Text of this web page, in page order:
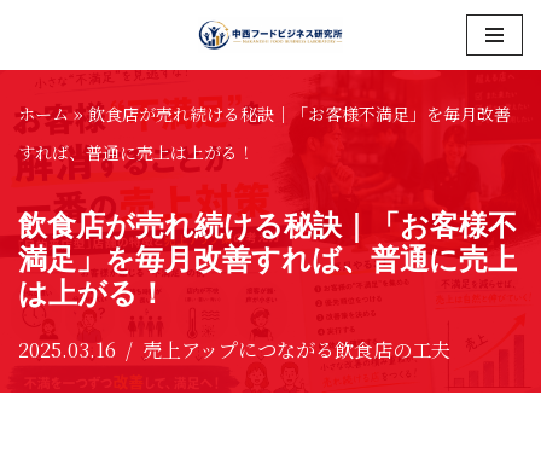
コ
ン
テ
ン
ツ
へ
ス
キ
ホーム»飲食店が売れ続ける秘訣｜「お客様不満足」を毎月改善
すれば、普通に売上は上がる！
飲食店が売れ続ける秘訣｜「お客様不
満足」を毎月改善すれば、普通に売上
は上がる！
2025.03.16 売上アップにつながる飲食店の工夫